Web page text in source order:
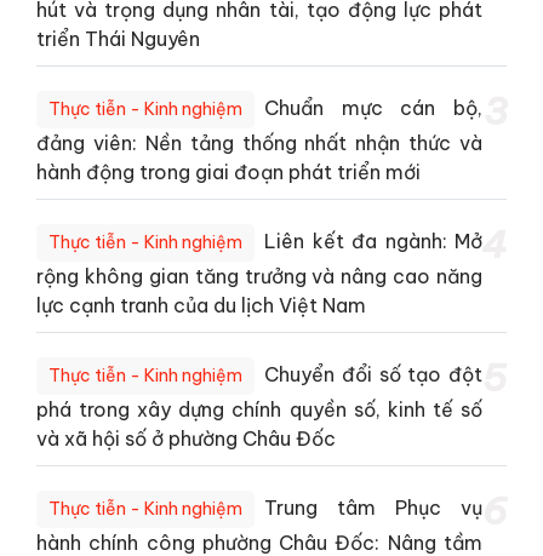
hút và trọng dụng nhân tài, tạo động lực phát
triển Thái Nguyên
Thực tiễn - Kinh nghiệm
Chuẩn mực cán bộ,
đảng viên: Nền tảng thống nhất nhận thức và
hành động trong giai đoạn phát triển mới
Thực tiễn - Kinh nghiệm
Liên kết đa ngành: Mở
rộng không gian tăng trưởng và nâng cao năng
lực cạnh tranh của du lịch Việt Nam
4
Thực tiễn - Kinh nghiệm
Chuyển đổi số tạo đột
phá trong xây dựng chính quyền số, kinh tế số
và xã hội số ở phường Châu Đốc
Thực tiễn - Kinh nghiệm
Trung tâm Phục vụ
hành chính công phường Châu Đốc: Nâng tầm